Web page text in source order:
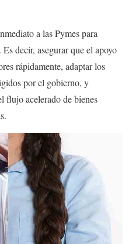
a las Pymes para
decir, asegurar que el apoyo
rápidamente, adaptar los
por el gobierno, y
flujo acelerado de bienes